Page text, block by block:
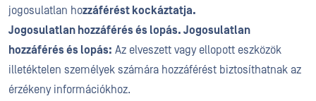
jogosulatlan hozzáférést kockáztatja.
Jogosulatlan hozzáférés és lopás. Jogosulatlan
hozzáférés és lopás: Az elveszett vagy ellopott eszközök
illetéktelen személyek számára hozzáférést biztosíthatnak az
érzékeny információkhoz.